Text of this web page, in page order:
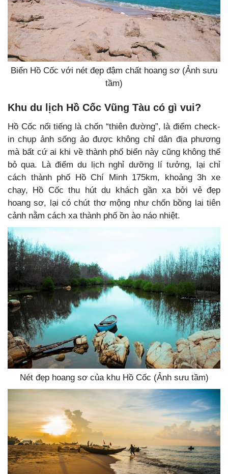
Biển Hồ Cốc với nét đẹp đậm chất hoang sơ (Ảnh sưu
tầm)
Khu du lịch Hồ Cốc Vũng Tàu có gì vui?
Hồ Cốc nổi tiếng là chốn “thiên đường”, là điểm check-
in chụp ảnh sống ảo được không chỉ dân địa phương
mà bất cứ ai khi về thành phố biển này cũng không thể
bỏ qua. Là điểm du lịch nghỉ dưỡng lí tưởng, lại chỉ
cách thành phố Hồ Chí Minh 175km, khoảng 3h xe
chạy, Hồ Cốc thu hút du khách gần xa bởi vẻ đẹp
hoang sơ, lại có chút thơ mộng như chốn bồng lai tiên
cảnh nằm cách xa thành phố ồn ào náo nhiệt.
Nét đẹp hoang sơ của khu Hồ Cốc (Ảnh sưu tầm)